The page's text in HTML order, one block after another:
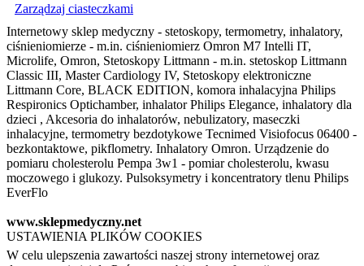
Zarządzaj ciasteczkami
Internetowy sklep medyczny - stetoskopy, termometry, inhalatory,
ciśnieniomierze - m.in. ciśnieniomierz Omron M7 Intelli IT,
Microlife, Omron, Stetoskopy Littmann - m.in. stetoskop Littmann
Classic III, Master Cardiology IV, Stetoskopy elektroniczne
Littmann Core, BLACK EDITION, komora inhalacyjna Philips
Respironics Optichamber, inhalator Philips Elegance, inhalatory dla
dzieci , Akcesoria do inhalatorów, nebulizatory, maseczki
inhalacyjne, termometry bezdotykowe Tecnimed Visiofocus 06400 -
bezkontaktowe, pikflometry. Inhalatory Omron. Urządzenie do
pomiaru cholesterolu Pempa 3w1 - pomiar cholesterolu, kwasu
moczowego i glukozy. Pulsoksymetry i koncentratory tlenu Philips
EverFlo
www.sklepmedyczny.net
USTAWIENIA PLIKÓW COOKIES
W celu ulepszenia zawartości naszej strony internetowej oraz